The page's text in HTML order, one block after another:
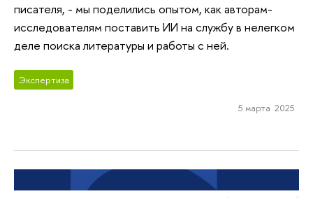
писателя, - мы поделились опытом, как авторам-
исследователям поставить ИИ на службу в нелегком
деле поиска литературы и работы с ней.
Экспертиза
5 марта 2025